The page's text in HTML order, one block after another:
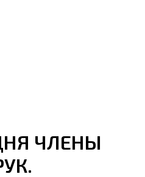
ЧЛЕНЫ